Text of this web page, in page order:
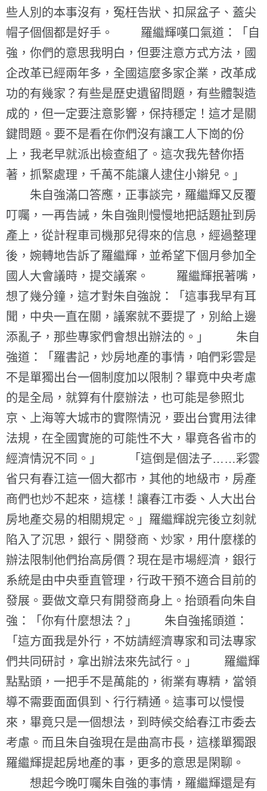
些人別的本事沒有，冤枉告狀、扣屎盆子、蓋尖
帽子個個都是好手。 羅繼輝嘆口氣道：「自
強，你們的意思我明白，但要注意方式方法，國
企改革已經兩年多，全國這麼多家企業，改革成
功的有幾家？有些是歷史遺留問題，有些體製造
成的，但一定要注意影響，保持穩定！這才是關
鍵問題。要不是看在你們沒有讓工人下崗的份
上，我老早就派出檢查組了。這次我先替你捂
著，抓緊處理，千萬不能讓人逮住小辮兒。」
朱自強滿口答應，正事談完，羅繼輝又反覆
叮囑，一再告誡，朱自強則慢慢地把話題扯到房
產上，從計程車司機那兒得來的信息，經過整理
後，婉轉地告訴了羅繼輝，並希望下個月參加全
國人大會議時，提交議案。 羅繼輝抿著嘴，
想了幾分鐘，這才對朱自強說：「這事我早有耳
聞，中央一直在關，議案就不要提了，別給上邊
添亂子，那些專家們會想出辦法的。」 朱自
強道：「羅書記，炒房地產的事情，咱們彩雲是
不是單獨出台一個制度加以限制？畢竟中央考慮
的是全局，就算有什麼辦法，也可能是參照北
京、上海等大城市的實際情況，要出台實用法律
法規，在全國實施的可能性不大，畢竟各省市的
經濟情況不同。」 「這倒是個法子……彩雲
省只有春江這一個大都市，其他的地級市，房產
商們也炒不起來，這樣！讓春江市委、人大出台
房地產交易的相關規定。」羅繼輝說完後立刻就
陷入了沉思，銀行、開發商、炒家，用什麼樣的
辦法限制他們抬高房價？現在是市場經濟，銀行
系統是由中央垂直管理，行政干預不適合目前的
發展。要做文章只有開發商身上。抬頭看向朱自
強：「你有什麼想法？」 朱自強搖頭道：
「這方面我是外行，不妨請經濟專家和司法專家
們共同研討，拿出辦法來先試行。」 羅繼輝
點點頭，一把手不是萬能的，術業有專精，當領
導不需要面面俱到、行行精通。這事可以慢慢
來，畢竟只是一個想法，到時候交給春江市委去
考慮。而且朱自強現在是曲高市長，這樣單獨跟
羅繼輝提起房地產的事，更多的意思是閑聊。
想起今晚叮囑朱自強的事情，羅繼輝還是有